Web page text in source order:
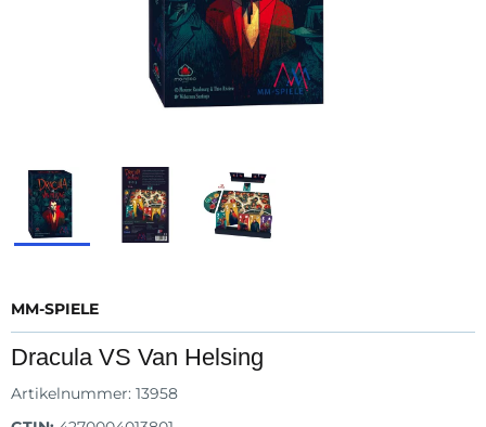
MM-SPIELE
Dracula VS Van Helsing
Artikelnummer: 13958